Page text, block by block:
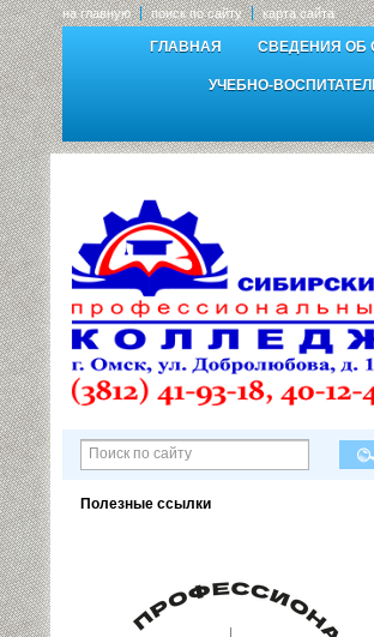
на главную поиск по сайту карта сайта
ГЛАВНАЯ СВЕДЕНИЯ ОБ
УЧЕБНО-
Полезные ссылки